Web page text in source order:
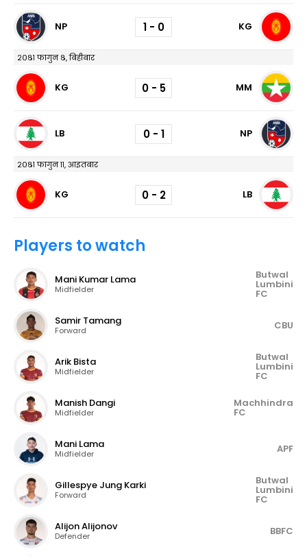
NP 1 - 0 KG
२०८१ फागुन ८, बिहीबार
KG 0 - 5 MM
LB 0 - 1 NP
२०८१ फागुन ११, आइतबार
KG 0 - 2 LB
Players to watch
Mani Kumar Lama
Midfielder
Butwal
Lumbini
FC
Samir Tamang
Forward CBU
Arik Bista
Midfielder
Butwal
Lumbini
FC
Manish Dangi
Midfielder
Machhindra
FC
Mani Lama
Midfielder APF
Gillespye Jung Karki
Forward
Butwal
Lumbini
FC
Alijon Alijonov
Defender BBFC